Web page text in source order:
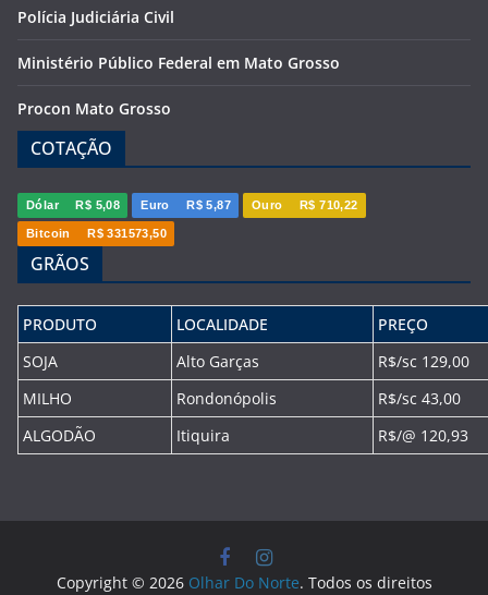
Polícia Judiciária Civil
Ministério Público Federal em Mato Grosso
Procon Mato Grosso
COTAÇÃO
Dólar R$ 5,08 Euro R$ 5,87 Ouro R$ 710,22
Bitcoin R$ 331573,50
GRÃOS
PRODUTO LOCALIDADE
PREÇO
SOJA
Alto Garças
R$/sc 129,00
MILHO
Rondonópolis
R$/sc 43,00
ALGODÃO
Itiquira R$/@ 120,93
Copyright © 2026 Olhar Do Norte. Todos os direitos